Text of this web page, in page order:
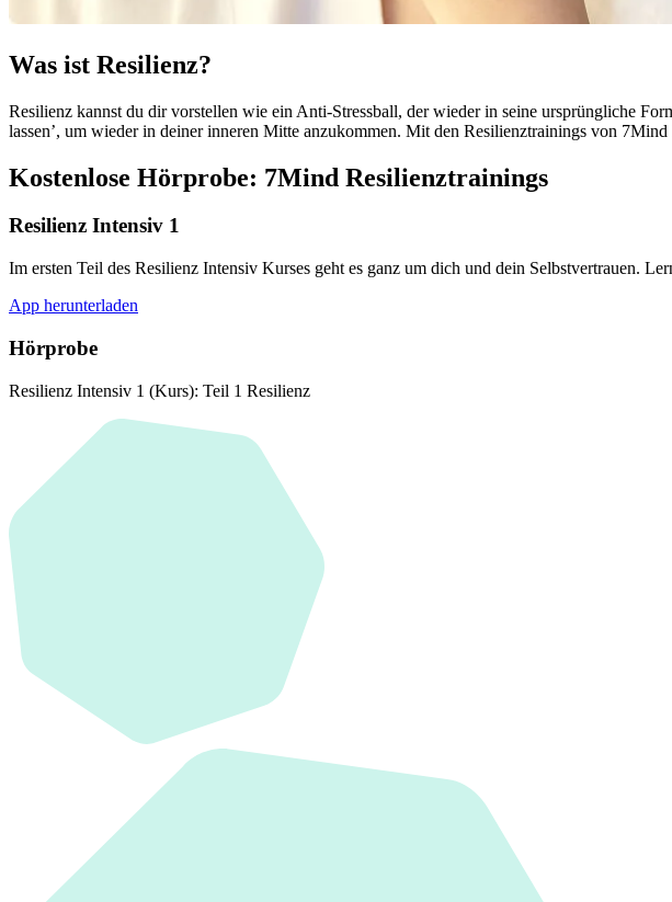
Was ist Resilienz?
Resilienz kannst du dir vorstellen wie ein Anti-Stressball, der wieder in seine ursprüngliche
lassen’, um wieder in deiner inneren Mitte anzukommen. Mit den Resilienztrainings von
Kostenlose Hörprobe: 7Mind Resilienztrainings
Resilienz Intensiv 1
Im ersten Teil des Resilienz Intensiv Kurses geht es ganz um dich und dein Selbstvertrauen.
App herunterladen
Hörprobe
Resilienz Intensiv 1 (Kurs): Teil 1 Resilienz